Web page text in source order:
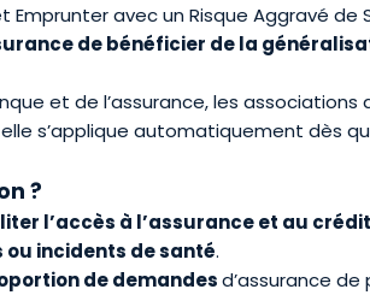
Emprunter avec un Risque Aggravé de
de bénéficier de la
et de l’assurance, les
s’applique automatiquement dès
?
l’accès à l’assurance et au
incidents de santé.
de demandesd’assurance